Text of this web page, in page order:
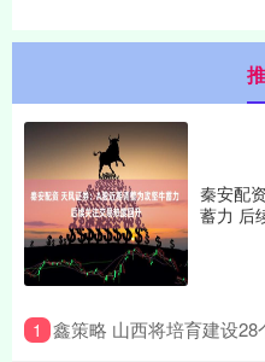
秦安配
蓄力 后
1 鑫策略 山西将培育建设